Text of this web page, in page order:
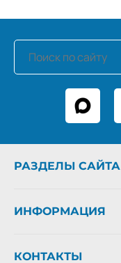
РАЗДЕЛЫ САЙТА
Статьи
Архив газеты
ИНФОРМАЦИЯ
КОНТАКТЫ